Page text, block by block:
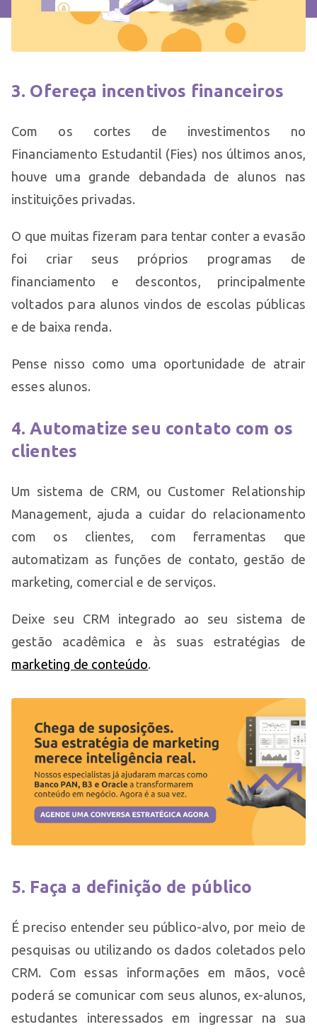
3. Ofereça incentivos financeiros
Com os cortes de investimentos no
Financiamento Estudantil (Fies) nos últimos anos,
houve uma grande debandada de alunos nas
instituições privadas.
O que muitas fizeram para tentar conter a evasão
foi criar seus próprios programas de
financiamento e descontos, principalmente
voltados para alunos vindos de escolas públicas
e de baixa renda.
Pense nisso como uma oportunidade de atrair
esses alunos.
4. Automatize seu contato com os
clientes
Um sistema de CRM, ou Customer Relationship
Management, ajuda a cuidar do relacionamento
com os clientes, com ferramentas que
automatizam as funções de contato, gestão de
marketing, comercial e de serviços.
Deixe seu CRM integrado ao seu sistema de
gestão acadêmica e às suas estratégias de
marketing de conteúdo.
5. Faça a definição de público
É preciso entender seu público-alvo, por meio de
pesquisas ou utilizando os dados coletados pelo
CRM. Com essas informações em mãos, você
poderá se comunicar com seus alunos, ex-alunos,
estudantes interessados em ingressar na sua